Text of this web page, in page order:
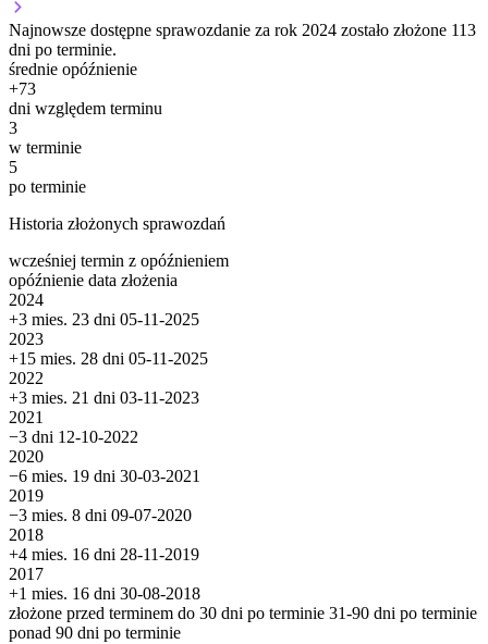
Najnowsze dostępne sprawozdanie za rok 2024 zostało złożone 113
dni po terminie.
średnie opóźnienie
+73
dni względem terminu
3
w terminie
5
po terminie
Historia złożonych sprawozdań
wcześniej termin z opóźnieniem
opóźnienie data złożenia
2024
+3 mies. 23 dni 05-11-2025
2023
+15 mies. 28 dni 05-11-2025
2022
+3 mies. 21 dni 03-11-2023
2021
−3 dni 12-10-2022
2020
−6 mies. 19 dni 30-03-2021
2019
−3 mies. 8 dni 09-07-2020
2018
+4 mies. 16 dni 28-11-2019
2017
+1 mies. 16 dni 30-08-2018
złożone przed terminem do 30 dni po terminie 31-90 dni po terminie
ponad 90 dni po terminie